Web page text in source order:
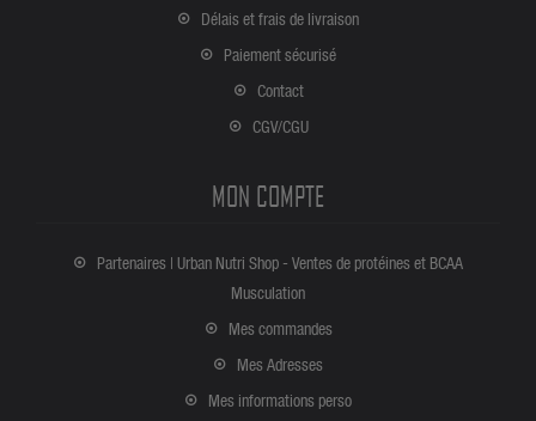
Délais et frais de livraison
Paiement sécurisé
Contact
CGV/CGU
MON COMPTE
Partenaires | Urban Nutri Shop - Ventes de protéines et BCAA
Musculation
Mes commandes
Mes Adresses
Mes informations perso